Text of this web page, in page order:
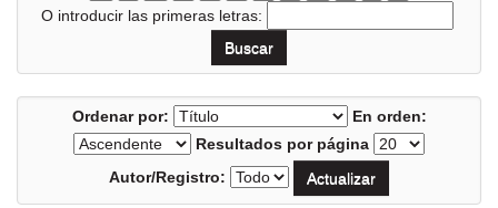
O introducir las primeras letras:
Ordenar por:
En orden:
Resultados por página
Autor/Registro: